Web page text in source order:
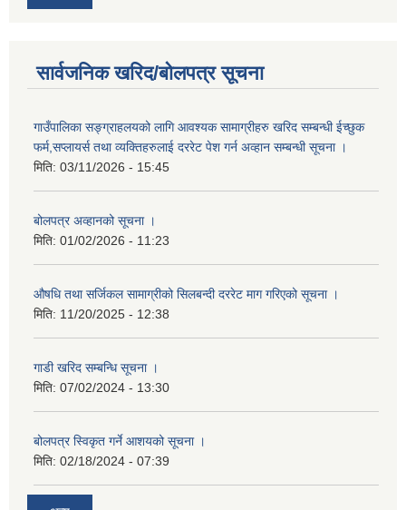
सार्वजनिक खरिद/बोलपत्र सूचना
गाउँपालिका सङ्ग्राहलयको लागि आवश्यक सामाग्रीहरु खरिद सम्बन्धी ईच्छुक
फर्म,सप्लायर्स तथा व्यक्तिहरुलाई दररेट पेश गर्न अव्हान सम्बन्धी सूचना ।
मिति: 03/11/2026 - 15:45
बोलपत्र अव्हानको सूचना ।
मिति: 01/02/2026 - 11:23
औषधि तथा सर्जिकल सामाग्रीको सिलबन्दी दररेट माग गरिएको सूचना ।
मिति: 11/20/2025 - 12:38
गाडी खरिद सम्बन्धि सूचना ।
मिति: 07/02/2024 - 13:30
बोलपत्र स्विकृत गर्ने आशयको सूचना ।
मिति: 02/18/2024 - 07:39